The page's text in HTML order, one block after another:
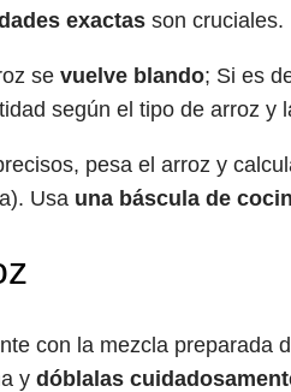
exactas son cruciales.
se vuelve blando; Si es
según el tipo de arroz y
pesa el arroz y
Usa una báscula de
con la mezcla preparada
y dóblalas